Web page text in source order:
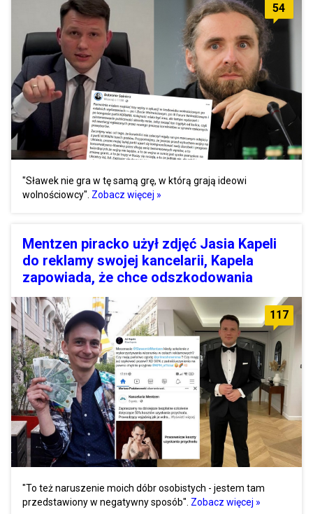
54
"Sławek nie gra w tę samą grę, w którą grają ideowi
wolnościowcy". Zobacz więcej »
Mentzen piracko użył zdjęć Jasia Kapeli
do reklamy swojej kancelarii, Kapela
zapowiada, że chce odszkodowania
117
"To też naruszenie moich dóbr osobistych - jestem tam
przedstawiony w negatywny sposób". Zobacz więcej »